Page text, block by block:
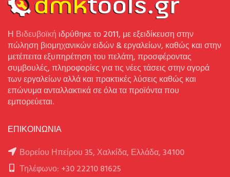
Η Βιδευβοϊκή ιδρύθηκε το 2011, με εξειδίκευση στην
πώληση βιομηχανικών ειδών & εργαλείων, καθώς και στην
μετέπειτα εξυπηρέτηση του πελάτη, προσφέροντας
συμβουλές, πληροφορίες για τις νέες τάσεις στην αγορά
των εργαλείων αλλά και πρακτικές λύσεις καθώς και
επώνυμα ανταλλακτικά σε όλα τα προϊόντα που
εμπορεύεται.
ΕΠΙΚΟΙΝΩΝΙΑ
Βορείου Ηπείρου 35, Χαλκίδα, Ελλάδα, 34100
Τηλέφωνο: +30 22210 81625